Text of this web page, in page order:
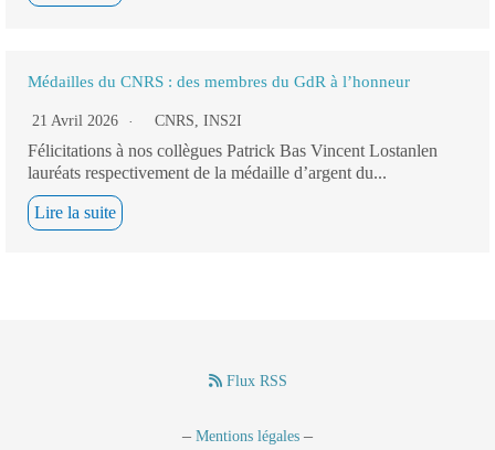
Médailles du CNRS : des membres du GdR à l’honneur
21 Avril 2026 CNRS, INS2I
Félicitations à nos collègues Patrick Bas Vincent Lostanlen
lauréats respectivement de la médaille d’argent du...
Lire la suite
Flux RSS
– Mentions légales –